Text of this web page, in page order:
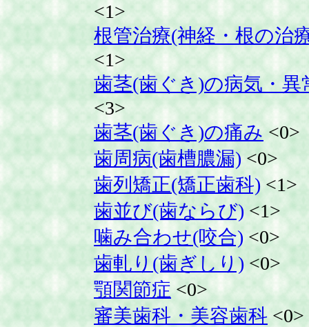
<1>
根管治療(神経・根の治
<1>
歯茎(歯ぐき)の病気・異
<3>
歯茎(歯ぐき)の痛み <0>
歯周病(歯槽膿漏) <0>
歯列矯正(矯正歯科) <1>
歯並び(歯ならび) <1>
噛み合わせ(咬合) <0>
歯軋り(歯ぎしり) <0>
顎関節症<0>
審美歯科・美容歯科 <0>